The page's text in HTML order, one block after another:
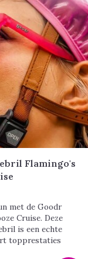
Flamingo's
met de Goodr
Cruise. Deze
is een echte
topprestaties